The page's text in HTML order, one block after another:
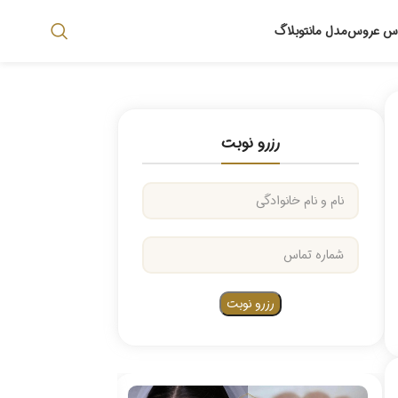
عروسمدل مانتوبلاگ
رزرو نوبت